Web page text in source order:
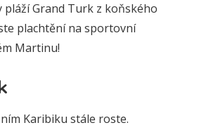
pláží Grand Turk z koňského
plachtění na sportovní
Martinu!
Karibiku stále roste.